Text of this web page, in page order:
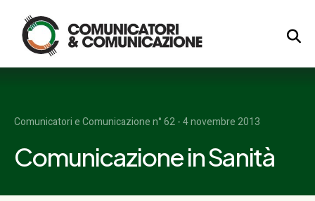
Logo
Comunicatori e Comunicazione n° 62 - 4 novembre 2013
Comunicazione in Sanità